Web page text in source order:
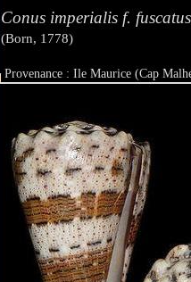
Conus imperialis f. fuscatus
(Born, 1778)
Provenance : Ile Maurice (Cap
Taille : 31 mm